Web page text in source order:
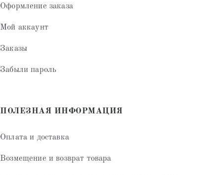
Оформление заказа
Мой аккаунт
Заказы
Забыли пароль
ПОЛЕЗНАЯ ИНФОРМАЦИЯ
Оплата и доставка
Возмещение и возврат товара